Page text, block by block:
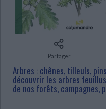
Bibliothèque de la Pléiade
Classiques scolaires
Littérature de voyage
Littérature en version originale
Ecologie - Environnement
Histoire de France
Histoire - Généralités
Histoire ancienne
Culture scientifique
Danse
Partager
Arbres : chênes, tilleuls,
découvrir les arbres
de nos forêts, campagnes,